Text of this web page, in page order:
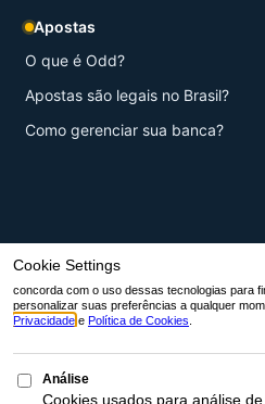
Apostas
O que é Odd?
Apostas são legais no Brasil?
Como gerenciar sua banca?
© 2026 Aqui
Início Contato Sobre
Políticas de Privacidade